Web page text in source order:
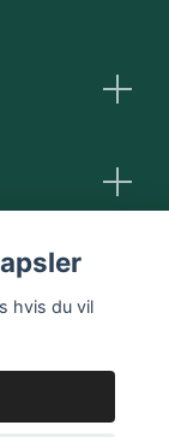
hvis du vil